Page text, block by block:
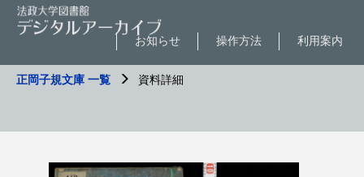
利用案内
操作方法
お知らせ
正岡子規文庫 一覧 資料詳細